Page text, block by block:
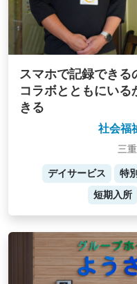
スマホで記録でき
コラボとともにい
きる
社会福
三
デイサービス 特
短期入所